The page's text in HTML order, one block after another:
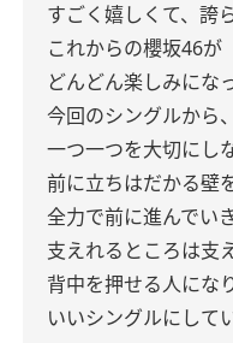
すごく嬉しくて、誇
これからの櫻坂46が
どんどん楽しみにな
今回のシングルから
一つ一つを大切にし
前に立ちはだかる壁
全力で前に進んでい
支えれるところは支
背中を押せる人にな
いいシングルにして